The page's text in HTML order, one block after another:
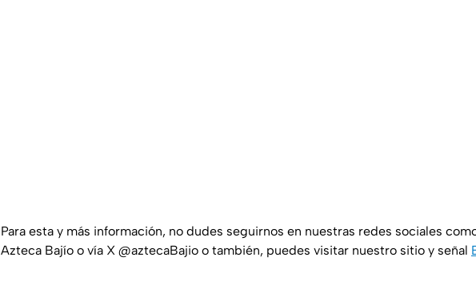
Para esta y más información, no dudes seguirnos en nuestras redes sociales
Azteca Bajío o vía X @aztecaBajio o también, puedes visitar nuestro sitio y señal